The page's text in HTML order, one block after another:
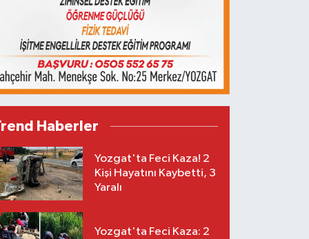
Haberler
Yozgat'ta Feci Kaza! 2
Kişi Hayatını Kaybetti, 3
Yaralı
Yozgat'ta Feci Kaza: 2